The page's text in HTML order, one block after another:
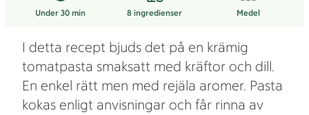
Under 30 min 8 ingredienser Medel
I detta recept bjuds det på en krämig
tomatpasta smaksatt med kräftor och dill.
En enkel rätt men med rejäla aromer. Pasta
kokas enligt anvisningar och får rinna av